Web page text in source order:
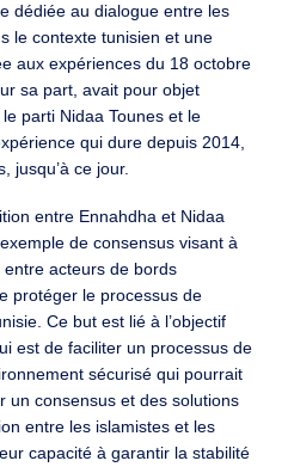
dédiée au dialogue entre les
le contexte tunisien et une
aux expériences du 18 octobre
sa part, avait pour objet
le parti Nidaa Tounes et le
qui dure depuis 2014,
jusqu’à ce jour.
entre Ennahdha et Nidaa
de consensus visant à
entre acteurs de bords
protéger le processus de
Ce but est lié à l’objectif
est de faciliter un processus de
sécurisé qui pourrait
un consensus et des solutions
entre les islamistes et les
capacité à garantir la stabilité